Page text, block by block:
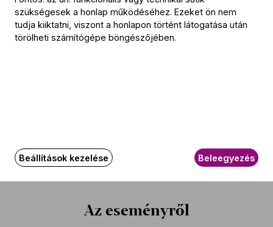
Közreműködők
Vezényel
Az esemény körülbelül 45 perc hosszúságú.
Az eseményről
szükségesek a honlap működéséhez. Ezeket ön nem
tudja kiiktatni, viszont a honlapon történt látogatása után
törölheti számítógépe böngészőjében.
Beállítások kezelése Beleegyezés